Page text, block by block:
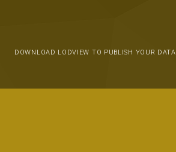
DOWNLOAD LODVIEW TO PUBLISH YOUR DATA